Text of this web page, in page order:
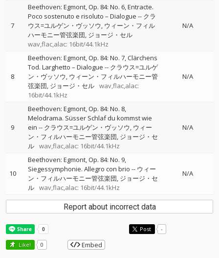
7
Beethoven: Egmont, Op. 84: No. 6, Entracte.
Poco sostenuto e risoluto – Dialogue -- クラ
ウス=ユルゲン・ヴッソウ ウィーン・フィル
ハーモニー管弦楽団 ジョージ・セル
wav,flac,alac: 16bit/44.1kHz
N/A
8
Beethoven: Egmont, Op. 84: No. 7, Clärchens
Tod. Larghetto – Dialogue -- クラウス=ユルゲ
ン・ヴッソウ ウィーン・フィルハーモニー管
弦楽団 ジョージ・セル wav,flac,alac:
16bit/44.1kHz
N/A
9
Beethoven: Egmont, Op. 84: No. 8,
Melodrama. Süsser Schlaf du kommst wie
ein -- クラウス=ユルゲン・ヴッソウ ウィー
ン・フィルハーモニー管弦楽団 ジョージ・セ
ル wav,flac,alac: 16bit/44.1kHz
N/A
10
Beethoven: Egmont, Op. 84: No. 9,
Siegessymphonie. Allegro con brio -- ウィー
ン・フィルハーモニー管弦楽団 ジョージ・セ
ル wav,flac,alac: 16bit/44.1kHz
N/A
Report about incorrect data
Post -
Like! 0 Embed